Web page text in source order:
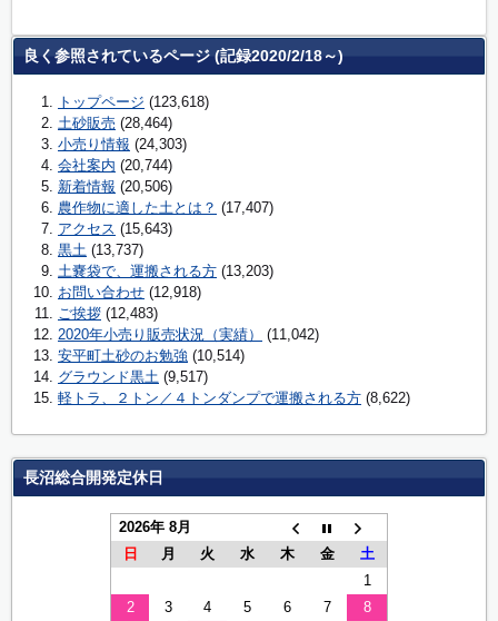
良く参照されているページ (記録2020/2/18～)
トップページ (123,618)
土砂販売 (28,464)
小売り情報 (24,303)
会社案内 (20,744)
新着情報 (20,506)
農作物に適した土とは？ (17,407)
アクセス (15,643)
黒土 (13,737)
土嚢袋で、運搬される方 (13,203)
お問い合わせ (12,918)
ご挨拶 (12,483)
2020年小売り販売状況（実績）
(11,042)
安平町土砂のお勉強 (10,514)
グラウンド黒土 (9,517)
軽トラ、２トン／４トンダンプで運搬される方 (8,622)
長沼総合開発定休日
2026年 8月
日
月 火 水 木 金
土
1
2
3 4 5 6 7
8